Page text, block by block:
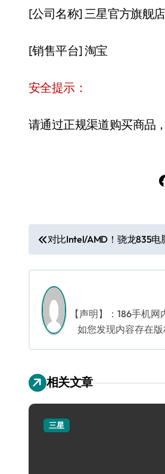
[公司名称] 三星官方旗舰店
[销售平台] 淘宝
安全提示：
请通过正规渠道购买商品
文
章
导
航
对比Intel/AMD！骁龙835电
【声明】：186手机
如您发现内容存在
相关文章
三星